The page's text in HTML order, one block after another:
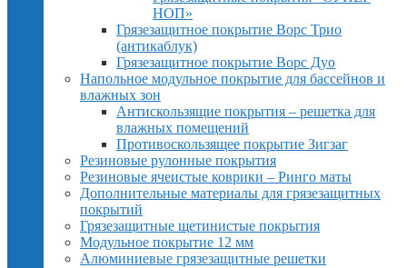
НОП»
Грязезащитное покрытие Ворс Трио
(антикаблук)
Грязезащитное покрытие Ворс Дуо
Напольное модульное покрытие для бассейнов и
влажных зон
Антискользящие покрытия – решетка для
влажных помещений
Противоскользящее покрытие Зигзаг
Резиновые рулонные покрытия
Резиновые ячеистые коврики – Ринго маты
Дополнительные материалы для грязезащитных
покрытий
Грязезащитные щетинистые покрытия
Модульное покрытие 12 мм
Алюминиевые грязезащитные решетки